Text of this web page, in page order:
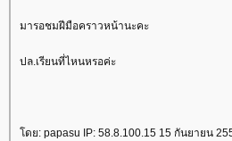
มารอชมฝีมือคราวหน้านะคะ
ปล.เรียนที่ไหนหรอค่ะ
ดย: papasu IP: 58.8.100.15 15 กันยายน